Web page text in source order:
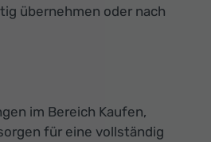
übernehmen oder nach
im Bereich Kaufen,
für eine vollständig